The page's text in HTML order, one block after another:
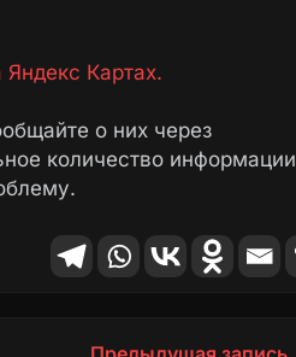
Яндекс Картах.
о них через
количество информации